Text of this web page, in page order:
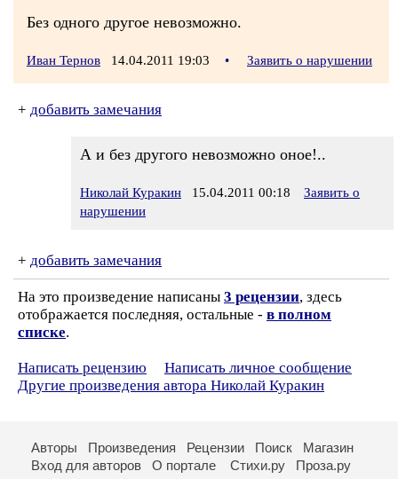
Без одного другое невозможно.
Иван Тернов 14.04.2011 19:03 • Заявить о нарушении
+ добавить замечания
А и без другого невозможно оное!..
Николай Куракин 15.04.2011 00:18
Заявить о
нарушении
+ добавить замечания
На это произведение написаны 3 рецензии, здесь
отображается последняя, остальные - в полном
списке.
Написать рецензию
Написать личное сообщение
Другие произведения автора Николай Куракин
Авторы Произведения Рецензии Поиск
Магазин
Вход для авторов
О портале Стихи.ру Проза.ру